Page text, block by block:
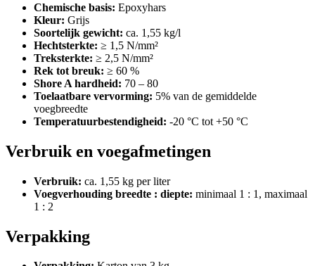
Chemische basis: Epoxyhars
Kleur: Grijs
Soortelijk gewicht: ca. 1,55 kg/l
Hechtsterkte: ≥ 1,5 N/mm²
Treksterkte: ≥ 2,5 N/mm²
Rek tot breuk: ≥ 60 %
Shore A hardheid: 70 – 80
Toelaatbare vervorming: 5% van de gemiddelde
voegbreedte
Temperatuurbestendigheid: -20 °C tot +50 °C
Verbruik en voegafmetingen
Verbruik: ca. 1,55 kg per liter
Voegverhouding breedte : diepte: minimaal 1 : 1, maximaal
1 : 2
Verpakking